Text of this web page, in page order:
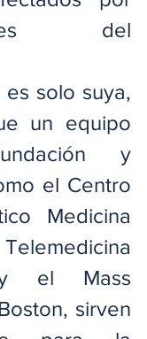
del
solo suya,
un equipo
y
el Centro
Medicina
y el Mass
sirven